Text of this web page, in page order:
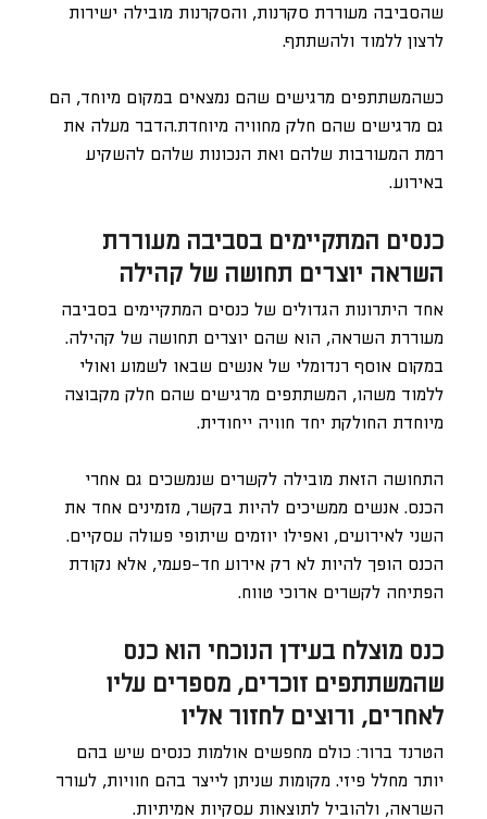
שהסביבה מעוררת סקרנות, והסקרנות מובילה ישירות
לרצון ללמוד ולהשתתף.
כשהמשתתפים מרגישים שהם נמצאים במקום מיוחד, הם
גם מרגישים שהם חלק מחוויה מיוחדת.הדבר מעלה את
רמת המעורבות שלהם ואת הנכונות שלהם להשקיע
באירוע.
כנסים המתקיימים בסביבה מעוררת
השראה יוצרים תחושה של קהילה
אחד היתרונות הגדולים של כנסים המתקיימים בסביבה
מעוררת השראה, הוא שהם יוצרים תחושה של קהילה.
במקום אוסף רנדומלי של אנשים שבאו לשמוע ואולי
ללמוד משהו, המשתתפים מרגישים שהם חלק מקבוצה
מיוחדת החולקת יחד חוויה ייחודית.
התחושה הזאת מובילה לקשרים שנמשכים גם אחרי
הכנס. אנשים ממשיכים להיות בקשר, מזמינים אחד את
השני לאירועים, ואפילו יוזמים שיתופי פעולה עסקיים.
הכנס הופך להיות לא רק אירוע חד-פעמי, אלא נקודת
הפתיחה לקשרים ארוכי טווח.
כנס מוצלח בעידן הנוכחי הוא כנס
שהמשתתפים זוכרים, מספרים עליו
לאחרים, ורוצים לחזור אליו
הטרנד ברור: כולם מחפשים אולמות כנסים שיש בהם
יותר מחלל פיזי. מקומות שניתן לייצר בהם חוויות, לעורר
השראה, ולהוביל לתוצאות עסקיות אמיתיות.